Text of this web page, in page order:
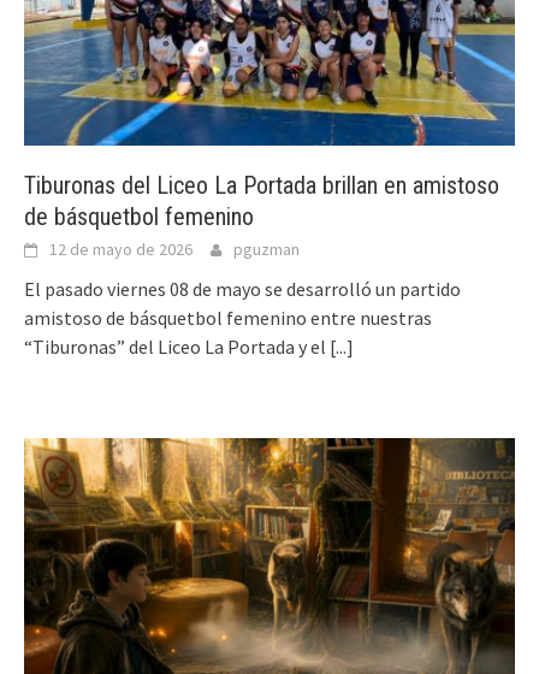
Tiburonas del Liceo La Portada brillan en amistoso
de básquetbol femenino
12 de mayo de 2026 pguzman
El pasado viernes 08 de mayo se desarrolló un partido
amistoso de básquetbol femenino entre nuestras
“Tiburonas” del Liceo La Portada y el [...]